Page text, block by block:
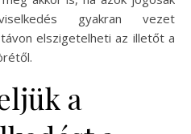
gyakran vezet
elszigetelheti az illetőt a
a